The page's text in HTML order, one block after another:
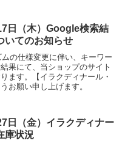
日（木）Google検索結
いてのお知らせ
の仕様変更に伴い、キーワー
果にて、当ショップのサイト
ます。【イラクディナール・
お願い申し上げます。
日（金）イラクディナー
庫状況